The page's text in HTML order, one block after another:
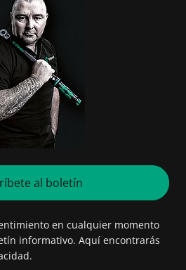
al boletín
en cualquier momento
informativo. Aquí encontrarás